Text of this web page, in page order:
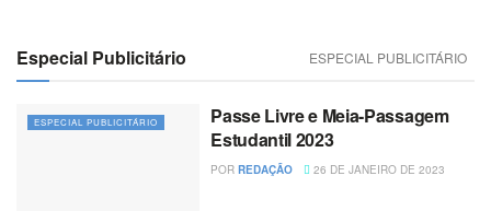
Especial Publicitário ESPECIAL PUBLICITÁRIO
ESPECIAL PUBLICITÁRIO
Passe Livre e Meia-Passagem
Estudantil 2023
POR REDAÇÃO 26 DE JANEIRO DE 2023